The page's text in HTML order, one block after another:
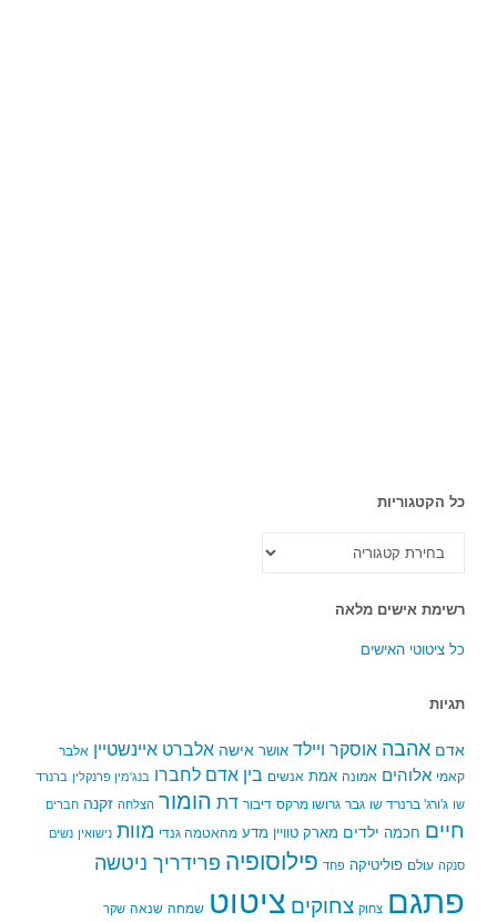
כל הקטגוריות
הקטגוריות
רשימת אישים מלאה
כל ציטוטי האישים
תגיות
אדם אהבה אוסקר ויילד אושר אישה אלברט איינשטיין אלבר
קאמי אלוהים אמונה אמת אנשים בין אדם לחברו בנג'מין פרנקלין ברנרד
שו ג'ורג' ברנרד שו גבר גרושו מרקס דיבור דת הומור הצלחה זקנה חברים
חיים חכמה ילדים מארק טוויין מדע מהאטמה גנדי מוות נישואין נשים
סנקה עולם פוליטיקה פחד פילוסופיה פרידריך ניטשה
פתגם צחוק צחוקים ציטוט שמחה שנאה שקר